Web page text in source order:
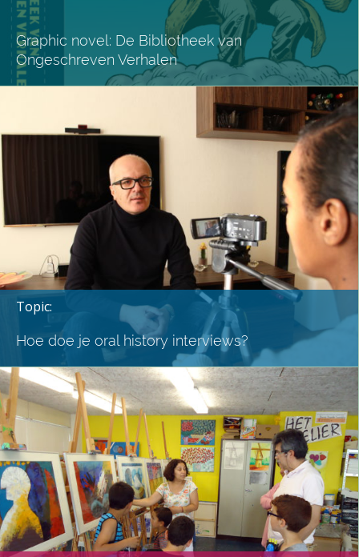
Graphic novel: De Bibliotheek van
Ongeschreven Verhalen
Topic:
Hoe doe je oral history interviews?